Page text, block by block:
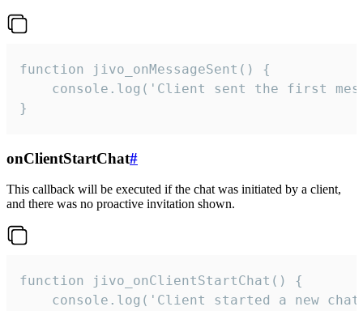
function jivo_onMessageSent() {
console.log('Client sent the first
}
onClientStartChat#
This callback will be executed if the chat was initiated by a client,
and there was no proactive invitation shown.
function jivo_onClientStartChat() {
console.log('Client started a new